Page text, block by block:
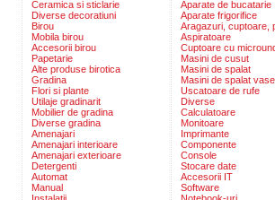
Ceramica si sticlarie
Diverse decoratiuni
Birou
Mobila birou
Accesorii birou
Papetarie
Alte produse birotica
Gradina
Flori si plante
Utilaje gradinarit
Mobilier de gradina
Diverse gradina
Amenajari
Amenajari interioare
Amenajari exterioare
Detergenti
Automat
Manual
Aparate de bucatarie
Aparate frigorifice
Aragazuri, cuptoare,
Aspiratoare
Cuptoare cu
Masini de cusut
Masini de spalat
Masini de spalat vase
Uscatoare de rufe
Diverse
Calculatoare
Monitoare
Imprimante
Componente
Console
Stocare date
Accesorii IT
Software